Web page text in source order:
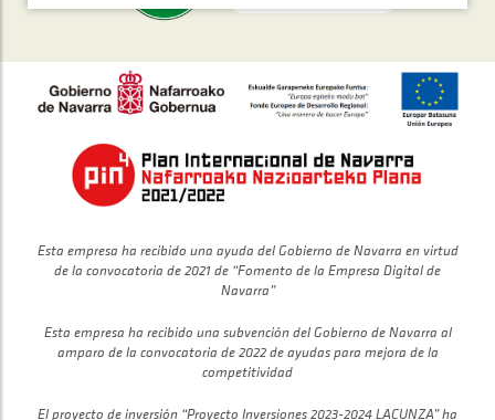
Esta empresa ha recibido una ayuda del Gobierno de Navarra en virtud
de la convocatoria de 2021 de “Fomento de la Empresa Digital de
Navarra”
Esta empresa ha recibido una subvención del Gobierno de Navarra al
amparo de la convocatoria de 2022 de ayudas para mejora de la
competitividad
El proyecto de inversión “Proyecto Inversiones 2023-2024 LACUNZA” ha